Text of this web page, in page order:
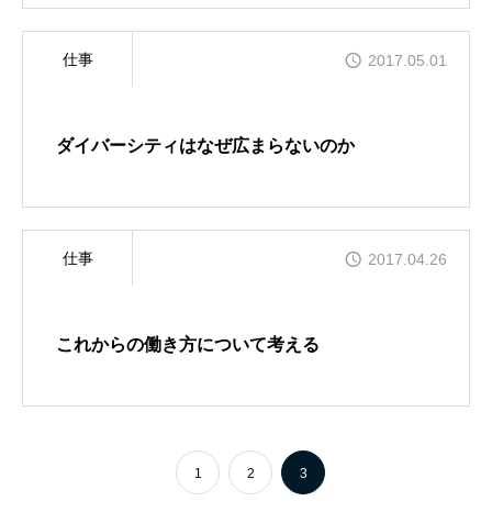
仕事 2017.05.01
ダイバーシティはなぜ広まらないのか
仕事 2017.04.26
これからの働き方について考える
1 2 3